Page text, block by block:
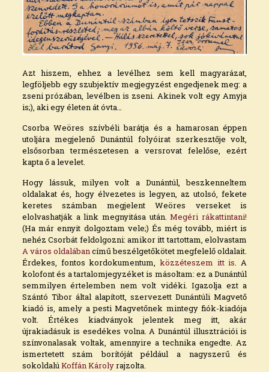
Azt hiszem, ehhez a levélhez sem kell magyarázat,
legföljebb egy szubjektív megjegyzést engedjenek meg: a
zseni prózában, levélben is zseni. Akinek volt egy Amyja
is;), aki egy életen át óvta…
Csorba Weöres szívbéli barátja és a hamarosan éppen
utoljára megjelenő Dunántúl folyóirat szerkesztője volt,
elsősorban természetesen a versrovat felelőse, ezért
kapta ő a levelet.
Hogy lássuk, milyen volt a Dunántúl, beszkenneltem
oldalakat és, hogy élvezetes is legyen, az utolsó, fekete
keretes számban megjelent Weöres verseket is
elolvashatják a link megnyitása után.Megéri rákattintani!
(Ha már ennyit dolgoztam vele;) És még tovább, miért is
nehéz Csorbát feldolgozni: amikor itt tartottam, elolvastam
A város oldalábancímű beszélgetőkötet megfelelő oldalait.
Érdekes, fontos kordokumentum, közzéteszem itt is. A
kolofont és a tartalomjegyzéket is másoltam: ez a Dunántúl
semmilyen értelemben nem volt vidéki. Igazolja ezt a
Szántó Tibor által alapított, szervezett Dunántúli Magvető
kiadó is, amely a pesti Magvetőnek mintegy fiók-kiadója
volt. Értékes kiadványok jelentek meg itt, akár
újrakiadásuk is esedékes volna. A Dunántúl illusztrációi is
színvonalasak voltak, amennyire a technika engedte. Az
ismertetett szám borítóját például a nagyszerű és
sokoldalúKoffán Károlyrajzolta.